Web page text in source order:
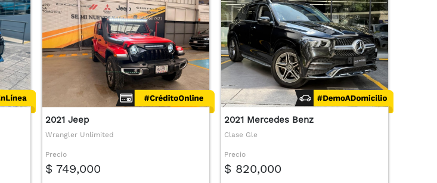
2021 Jeep
Wrangler Unlimited
Precio
$ 749,000
2021 Mercedes Benz
Clase Gle
Precio
$ 820,000